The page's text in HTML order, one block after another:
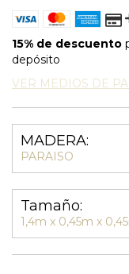
15% de descuento
depósito
VER MEDIOS DE
MADERA:
PARAISO
Tamaño:
1,4m x 0,45m x